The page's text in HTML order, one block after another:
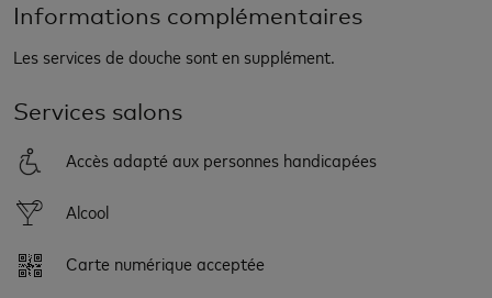
Informations complémentaires
Les services de douche sont en supplément.
Services salons
Accès adapté aux personnes handicapées
Alcool
Carte numérique acceptée